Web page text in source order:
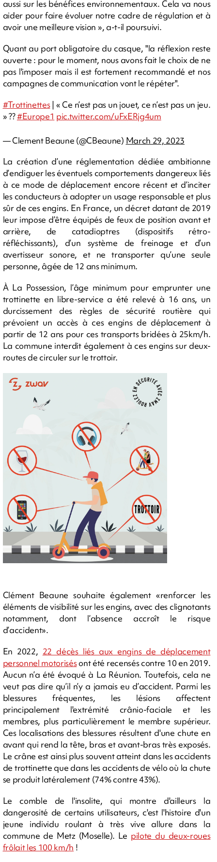
aussi sur les bénéfices environnementaux. Cela va nous
aider pour faire évoluer notre cadre de régulation et à
avoir une meilleure vision », a-t-il poursuivi.
Quant au port obligatoire du casque, "la réflexion reste
ouverte : pour le moment, nous avons fait le choix de ne
pas l'imposer mais il est fortement recommandé et nos
campagnes de communication vont le répéter".
#Trottinettes| « Ce n’est pas un jouet, ce n’est pas un jeu.
» ??#Europe1 pic.twitter.com/uFxERjg4um
— Clement Beaune (@CBeaune) March 29, 2023
La création d’une réglementation dédiée ambitionne
d’endiguer les éventuels comportements dangereux liés
à ce mode de déplacement encore récent et d’inciter
les conducteurs à adopter un usage responsable et plus
sûr de ces engins. En France, un décret datant de 2019
leur impose d’être équipés de feux de position avant et
arrière, de catadioptres (dispositifs rétro-
réfléchissants), d’un système de freinage et d’un
avertisseur sonore, et ne transporter qu’une seule
personne, âgée de 12 ans minimum.
À La Possession, l’âge minimum pour emprunter une
trottinette en libre-service a été relevé à 16 ans, un
durcissement des règles de sécurité routière qui
prévoient un accès à ces engins de déplacement à
partir de 12 ans pour ces transports bridées à 25km/h.
La commune interdit également à ces engins sur deux-
routes de circuler sur le trottoir.
Clément Beaune souhaite également «renforcer les
éléments de visibilité sur les engins, avec des clignotants
notamment, dont l’absence accroît le risque
d’accident».
En 2022, 22 décès liés aux engins de déplacement
personnel motorisésont été recensés contre 10 en 2019.
Aucun n’a été évoqué à La Réunion. Toutefois, cela ne
veut pas dire qu’il n’y a jamais eu d’accident. Parmi les
blessures fréquentes, les lésions affectent
principalement l'extrémité crânio-faciale et les
membres, plus particulièrement le membre supérieur.
Ces localisations des blessures résultent d'une chute en
avant qui rend la tête, bras et avant-bras très exposés.
Le crâne est ainsi plus souvent atteint dans les accidents
de trottinette que dans les accidents de vélo où la chute
se produit latéralement (74% contre 43%).
Le comble de l'insolite, qui montre d'ailleurs la
dangerosité de certains utilisateurs, c'est l'histoire d'un
jeune individu roulant à très vive allure dans la
commune de Metz (Moselle). Le pilote du deux-roues
frôlait les 100 km/h !